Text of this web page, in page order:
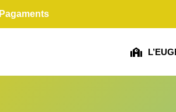
Pagaments